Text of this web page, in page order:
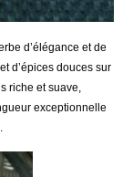
d’élégance et de
d’épices douces sur
riche et suave,
exceptionnelle